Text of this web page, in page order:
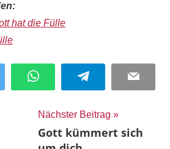
hat die Fülle
WhatsApp Telegram Email
Nächster Beitrag
Gott kümmert sich